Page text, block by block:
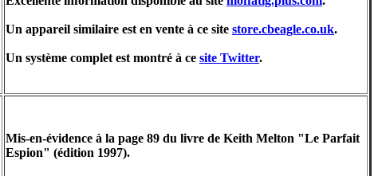
Un appareil similaire est en vente à ce site store.cbeagle.co.uk.
Un système complet est montré à ce site Twitter.
Mis-en-évidence à la page 89 du livre de Keith Melton "Le Parfait
Espion" (édition 1997).